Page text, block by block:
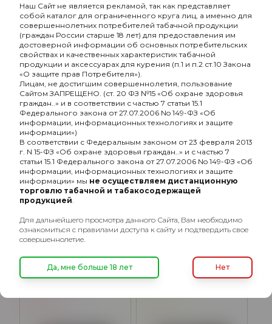
коктейль(Strawberry
milkshake), 100 гр.
690₽
100 гр.
690₽
ХИТ
Манго
Take с ароматом
Жёлтое манго(Yellow
mango), 100 гр.
690₽
ХИТ
кактус(Pear-cactus), 100
гр.
690₽
Наш Сайт не является рекламой, так как представляет
собой каталог для ограниченного круга лиц, а именно для
совершеннолетних потребителей табачной продукции
(граждан России старше 18 лет) для предоставления им
достоверной информации об основных потребительских
свойствах и качественных характеристик табачной
продукции и аксессуарах для курения (п.1 и п.2 ст.10 Закона
«О защите прав Потребителя»).
Лицам, не достигшим совершеннолетия, пользование
Сайтом ЗАПРЕЩЕНО. (ст. 20 ФЗ №15 «Об охране здоровья
граждан..» и в соответствии с частью 7 статьи 15.1
Федерального закона от 27.07.2006 No 149-ФЗ «Об
информации, информационных технологиях и защите
информации»)
В соответствии с Федеральным законом от 23 февраля 2013
г. N 15-ФЗ «Об охране здоровья граждан..» и с частью 7
статьи 15.1 Федерального закона от 27.07.2006 No 149-ФЗ «Об
информации, информационных технологиях и защите
информации» мы не осуществляем дистанционную
торговлю табачной и табакосодержащей
продукцией
Для дальнейшего просмотра данного Сайта, Вам необходимо
ознакомиться с правилами доступа к сайту и подтвердить свое
совершеннолетие.
Да, мне больше 18 лет Нет